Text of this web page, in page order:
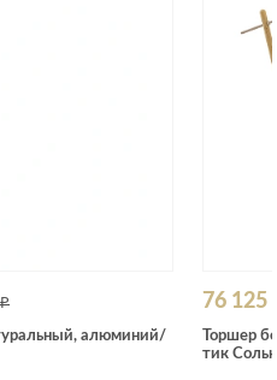
алюминий/
76 125
Торшер
тик